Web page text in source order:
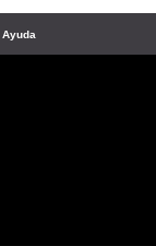
Ayuda